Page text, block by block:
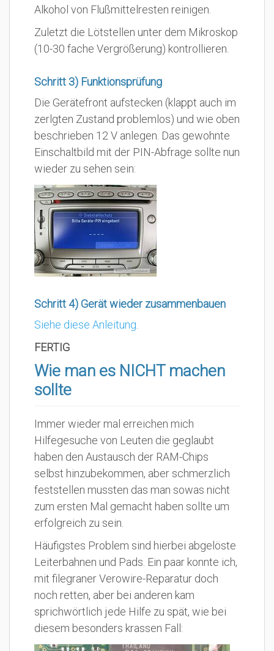
Alkohol von Flußmittelresten reinigen.
Zuletzt die Lötstellen unter dem Mikroskop
(10-30 fache Vergrößerung) kontrollieren.
Schritt 3) Funktionsprüfung
Die Gerätefront aufstecken (klappt auch im
zerlgten Zustand problemlos) und wie oben
beschrieben 12 V anlegen. Das gewohnte
Einschaltbild mit der PIN-Abfrage sollte nun
wieder zu sehen sein:
Schritt 4) Gerät wieder zusammenbauen
Siehe diese Anleitung
FERTIG
Wie man es NICHT machen
sollte
Immer wieder mal erreichen mich
Hilfegesuche von Leuten die geglaubt
haben den Austausch der RAM-Chips
selbst hinzubekommen, aber schmerzlich
feststellen mussten das man sowas nicht
zum ersten Mal gemacht haben sollte um
erfolgreich zu sein.
Häufigstes Problem sind hierbei abgelöste
Leiterbahnen und Pads. Ein paar konnte ich,
mit filegraner Verowire-Reparatur doch
noch retten, aber bei anderen kam
sprichwörtlich jede Hilfe zu spät, wie bei
diesem besonders krassen Fall: